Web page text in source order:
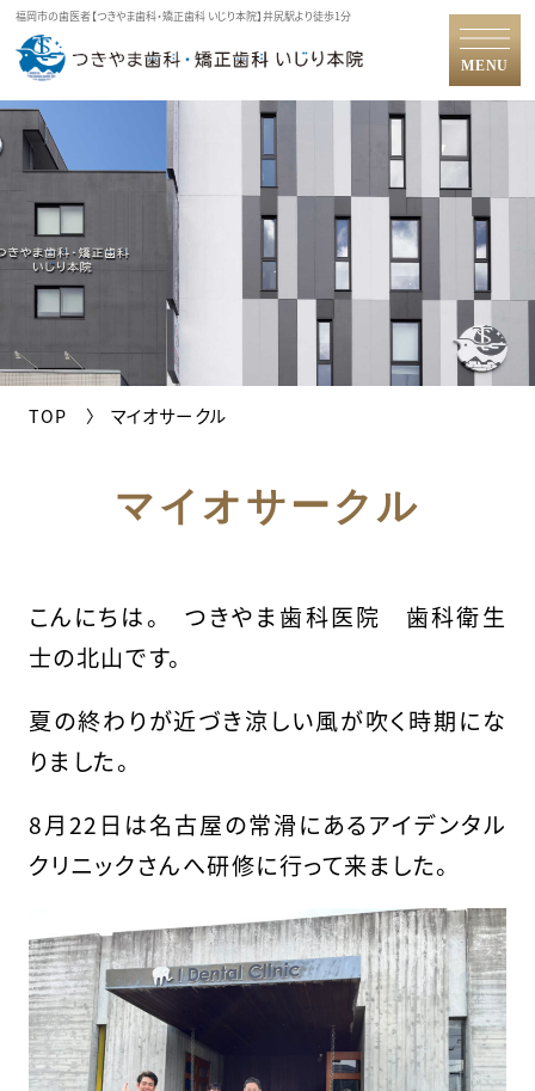
福岡市の歯医者【つきやま歯科・矯正歯科 いじり本院】井尻駅より徒歩1分
TOP マイオサークル
マイオサークル
こんにちは。 つきやま歯科医院 歯科衛生
士の北山です。
夏の終わりが近づき涼しい風が吹く時期にな
りました。
8月22日は名古屋の常滑にあるアイデンタル
クリニックさんへ研修に行って来ました。
MENU